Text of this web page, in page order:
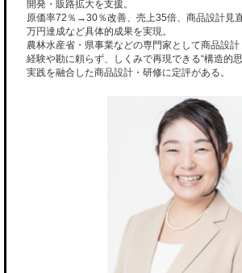
開発・販路拡大を支援。
原価率72％→30％改善、売上35倍、商品設計見
万円達成など具体的成果を実現。
農林水産省・県事業などの専門家として商品設計
経験や勘に頼らず、しくみで再現できる“構造的
実践を融合した商品設計・研修に定評がある。